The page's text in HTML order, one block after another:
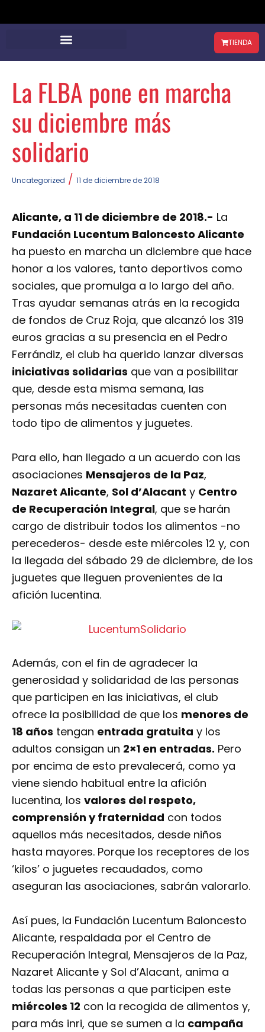
TIENDA
La FLBA pone en marcha
su diciembre más
solidario
Uncategorized / 11 de diciembre de 2018
Alicante, a 11 de diciembre de 2018.- La
Fundación Lucentum Baloncesto Alicante
ha puesto en marcha un diciembre que hace
honor a los valores, tanto deportivos como
sociales, que promulga a lo largo del año.
Tras ayudar semanas atrás en la recogida
de fondos de Cruz Roja, que alcanzó los 319
euros gracias a su presencia en el Pedro
Ferrándiz, el club ha querido lanzar diversas
iniciativas solidarias que van a posibilitar
que, desde esta misma semana, las
personas más necesitadas cuenten con
todo tipo de alimentos y juguetes.
Para ello, han llegado a un acuerdo con las
asociaciones Mensajeros de la Paz,
Nazaret Alicante, Sol d’Alacant y Centro
de Recuperación Integral, que se harán
cargo de distribuir todos los alimentos -no
perecederos- desde este miércoles 12 y, con
la llegada del sábado 29 de diciembre, de los
juguetes que lleguen provenientes de la
afición lucentina.
Además, con el fin de agradecer la
generosidad y solidaridad de las personas
que participen en las iniciativas, el club
ofrece la posibilidad de que los menores de
18 años tengan entrada gratuita y los
adultos consigan un 2×1 en entradas. Pero
por encima de esto prevalecerá, como ya
viene siendo habitual entre la afición
lucentina, los valores del respeto,
comprensión y fraternidad con todos
aquellos más necesitados, desde niños
hasta mayores. Porque los receptores de los
‘kilos’ o juguetes recaudados, como
aseguran las asociaciones, sabrán valorarlo.
Así pues, la Fundación Lucentum Baloncesto
Alicante, respaldada por el Centro de
Recuperación Integral, Mensajeros de la Paz,
Nazaret Alicante y Sol d’Alacant, anima a
todas las personas a que participen este
miércoles 12 con la recogida de alimentos y,
para más inri, que se sumen a la campaña